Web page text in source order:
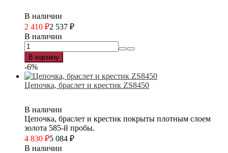
В наличии
2 410 ₽2 537 ₽
В наличии
В корзину
-6%
Цепочка, браслет и крестик ZS8450
В наличии
Цепочка, браслет и крестик покрыты плотным слоем
золота 585-й пробы.
4 830 ₽5 084 ₽
В наличии